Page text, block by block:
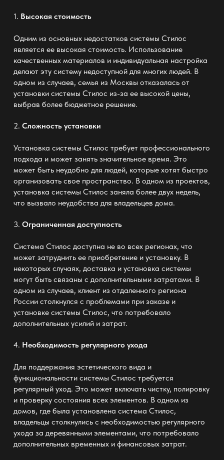
1. Высокая стоимость
Одним из основных недостатков системы Стилос
является ее высокая стоимость. Использование
качественных материалов и индивидуальная настройка
делают эту систему недоступной для многих людей. В
одном из случаев, семья из Москвы отказалась от
установки системы Стилос из-за ее высокой цены,
выбрав более бюджетное решение.
2. Сложность установки
Установка системы Стилос требует профессионального
подхода и может занять значительное время. Это
может быть неудобно для людей, которые хотят быстро
организовать свое пространство. В одном из проектов,
установка системы Стилос заняла более двух недель,
что вызвало неудобства для владельцев дома.
3. Ограниченная доступность
Система Стилос доступна не во всех регионах, что
может затруднить ее приобретение и установку. В
некоторых случаях, доставка и установка системы
могут быть связаны с дополнительными затратами. В
одном из случаев, клиент из отдаленного региона
России столкнулся с проблемами при заказе и
установке системы Стилос, что потребовало
дополнительных усилий и затрат.
4. Необходимость регулярного ухода
Для поддержания эстетического вида и
функциональности системы Стилос требуется
регулярный уход. Это может включать чистку, полировку
и проверку состояния всех элементов. В одном из
домов, где была установлена система Стилос,
владельцы столкнулись с необходимостью регулярного
ухода за деревянными элементами, что потребовало
дополнительных временных и финансовых затрат.